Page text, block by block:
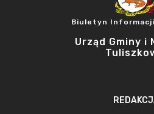
Biuletyn
Urząd Gminy i